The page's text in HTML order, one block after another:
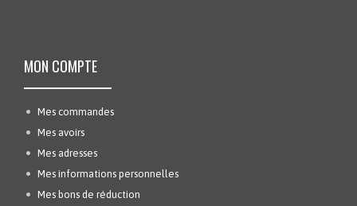
MON COMPTE
Mes commandes
Mes avoirs
Mes adresses
Mes informations personnelles
Mes bons de réduction